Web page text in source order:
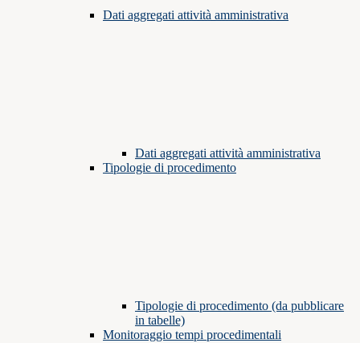
Dati aggregati attività amministrativa
Dati aggregati attività amministrativa
Tipologie di procedimento
Tipologie di procedimento (da pubblicare
in tabelle)
Monitoraggio tempi procedimentali